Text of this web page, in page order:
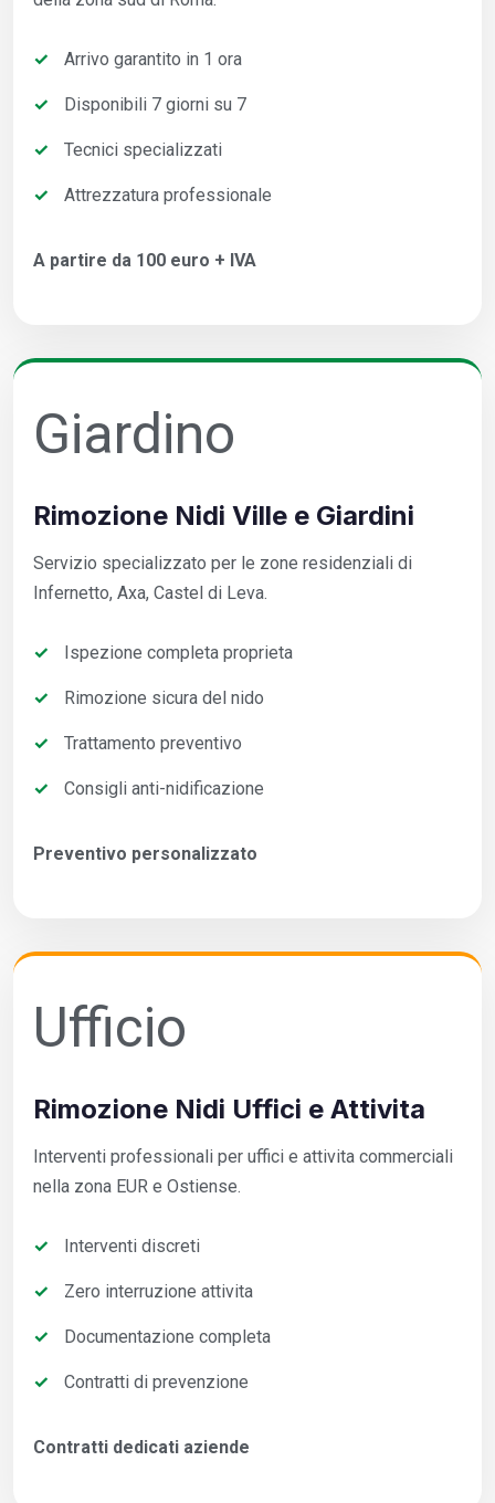
Arrivo garantito in 1 ora
Disponibili 7 giorni su 7
Tecnici specializzati
Attrezzatura professionale
A partire da 100 euro + IVA
Giardino
Rimozione Nidi Ville e Giardini
Servizio specializzato per le zone residenziali di
Infernetto, Axa, Castel di Leva.
Ispezione completa proprieta
Rimozione sicura del nido
Trattamento preventivo
Consigli anti-nidificazione
Preventivo personalizzato
Ufficio
Rimozione Nidi Uffici e Attivita
Interventi professionali per uffici e attivita commerciali
nella zona EUR e Ostiense.
Interventi discreti
Zero interruzione attivita
Documentazione completa
Contratti di prevenzione
Contratti dedicati aziende